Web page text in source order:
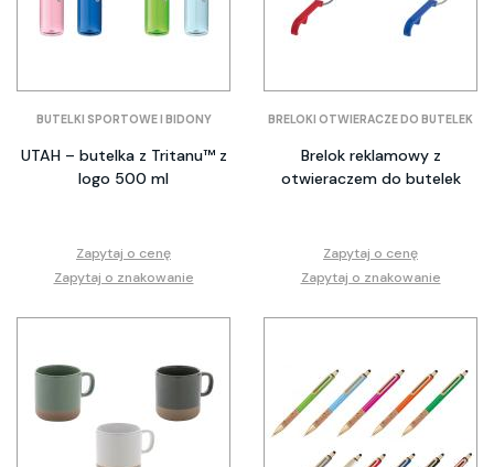
BUTELKI SPORTOWE I BIDONY
UTAH – butelka z Tritanu™ z
logo 500 ml
Zapytaj o cenę
Zapytaj o znakowanie
BRELOKI OTWIERACZE DO BUTELEK
Brelok reklamowy z
otwieraczem do butelek
Zapytaj o cenę
Zapytaj o znakowanie